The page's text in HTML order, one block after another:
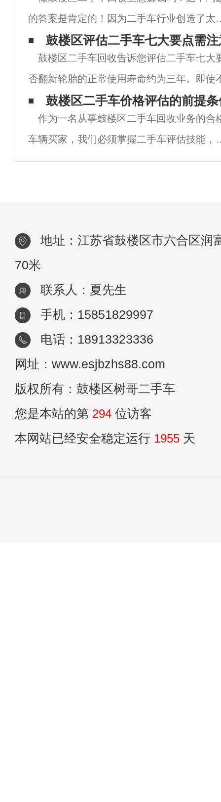
的答案是肯定的！因为二手车行业创造了太
的财富神话。如果你做得好，一年赚几套房
问题，平均年收入几十万。正是因为这个行
太赚钱了，很多人都想破脑袋去这个行业。
据相
鼓楼区评估二手车七大要点需
鼓楼区二手车回收告诉您评估二手车七大
否翻新轮胎的正常使用寿命约为三年。即使
也需要在三年内更换，因为轮胎会自行老化
取决于四个轮胎的型号、品牌和图案是否一
鼓楼区二手车价格评估的前提
作为一名从事鼓楼区二手车回收业务的合
车辆买家，我们必须掌握二手车评估技能，
在前一篇文章中解释了二手车评估。今天，
地址：江苏省鼓楼区市六合区润
70米
联系人：夏先生
手机：15851829997
电话：18913323336
网址：www.esjbzhs88.com
版权所有：鼓楼区树哥二手车
您是本站的第 294 位访客
本网站已经安全稳定运行 1955 天